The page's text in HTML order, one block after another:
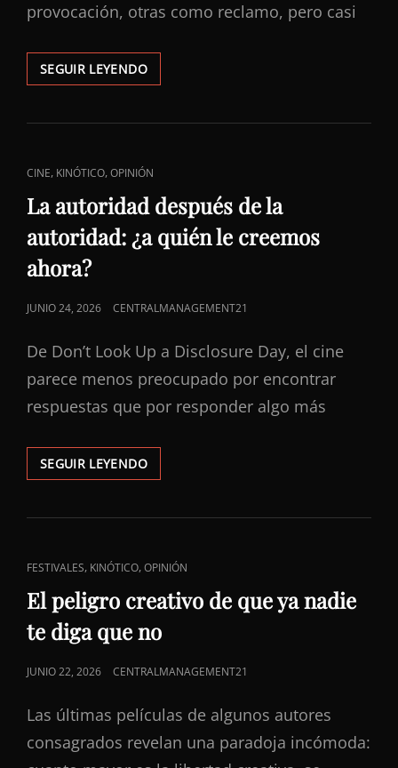
provocación, otras como reclamo, pero casi
SEGUIR LEYENDO¿NOS
ESTAMOS
A
O
A
HACERLO
SIN
CASTIGO?
ENLACES
DE
CATEGORÍAS
CINE, KINÓTICO,OPINIÓN
La autoridad después de la
autoridad: ¿a quién le creemos
ahora?
PUBLICADO
JUNIO 24, 2026 CENTRALMANAGEMENT21
De Don’t Look Up a Disclosure Day, el cine
parece menos preocupado por encontrar
respuestas que por responder algo más
SEGUIR LEYENDOLA
AUTORIDAD
DE
¿A
QUIÉN
LE
CREEMOS
ENLACES
DE
CATEGORÍAS
FESTIVALES, KINÓTICO,OPINIÓN
El peligro creativo de que ya nadie
te diga que no
PUBLICADO
JUNIO 22, 2026 CENTRALMANAGEMENT21
Las últimas películas de algunos autores
consagrados revelan una paradoja incómoda: